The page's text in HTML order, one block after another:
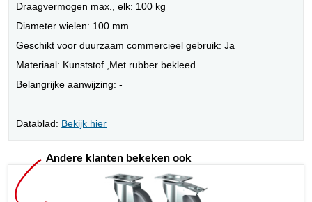
Draagvermogen max., elk: 100 kg
Diameter wielen: 100 mm
Geschikt voor duurzaam commercieel gebruik: Ja
Materiaal: Kunststof ,Met rubber bekleed
Belangrijke aanwijzing: -
Datablad: Bekijk hier
Andere klanten bekeken ook